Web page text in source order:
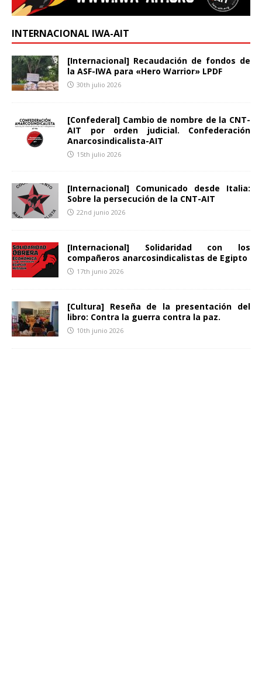
INTERNACIONAL IWA-AIT
[Internacional] Recaudación de fondos de
la ASF-IWA para «Hero Warrior» LPDF
30th julio 2026
[Confederal] Cambio de nombre de la CNT-
AIT por orden judicial. Confederación
Anarcosindicalista-AIT
15th julio 2026
[Internacional] Comunicado desde Italia:
Sobre la persecución de la CNT-AIT
22nd junio 2026
[Internacional] Solidaridad con los
compañeros anarcosindicalistas de Egipto
17th junio 2026
[Cultura] Reseña de la presentación del
libro: Contra la guerra contra la paz.
10th junio 2026